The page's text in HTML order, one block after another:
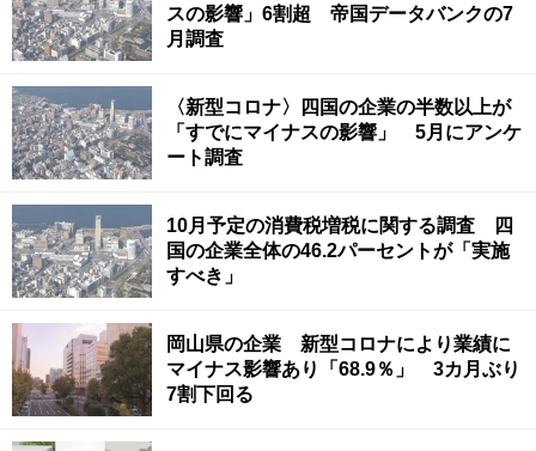
スの影響」6割超 帝国データバンクの7
月調査
〈新型コロナ〉四国の企業の半数以上が
「すでにマイナスの影響」 5月にアンケ
ート調査
10月予定の消費税増税に関する調査 四
国の企業全体の46.2パーセントが「実施
すべき」
岡山県の企業 新型コロナにより業績に
マイナス影響あり「68.9％」 3カ月ぶり
7割下回る